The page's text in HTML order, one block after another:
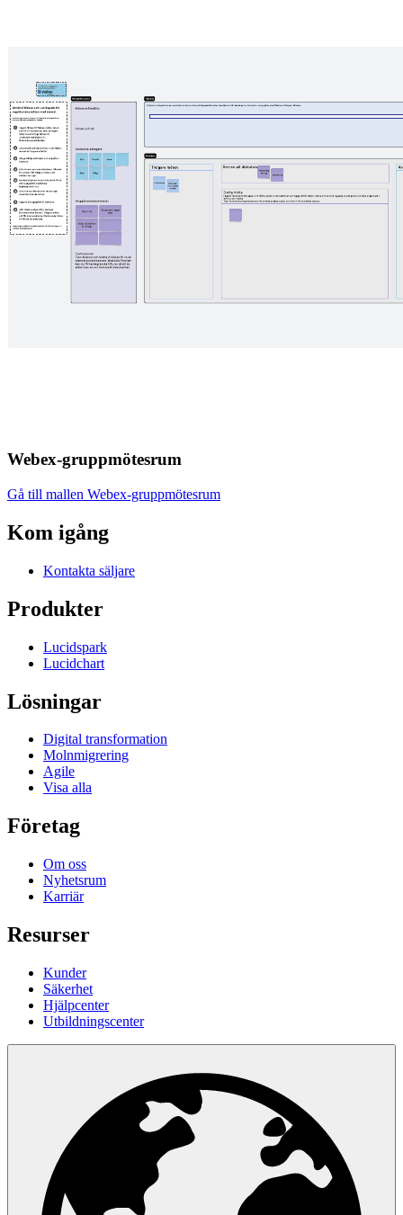
Webex-gruppmötesrum
Gå till mallen Webex-gruppmötesrum
Kom igång
Kontakta säljare
Produkter
Lucidspark
Lucidchart
Lösningar
Digital transformation
Molnmigrering
Agile
Visa alla
Företag
Om oss
Nyhetsrum
Karriär
Resurser
Kunder
Säkerhet
Hjälpcenter
Utbildningscenter